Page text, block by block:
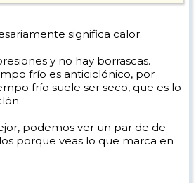
significa calor.
y no hay borrascas.
frío es anticiclónico, por
frío suele ser seco, que es lo
podemos ver un par de de
porque veas lo que marca en